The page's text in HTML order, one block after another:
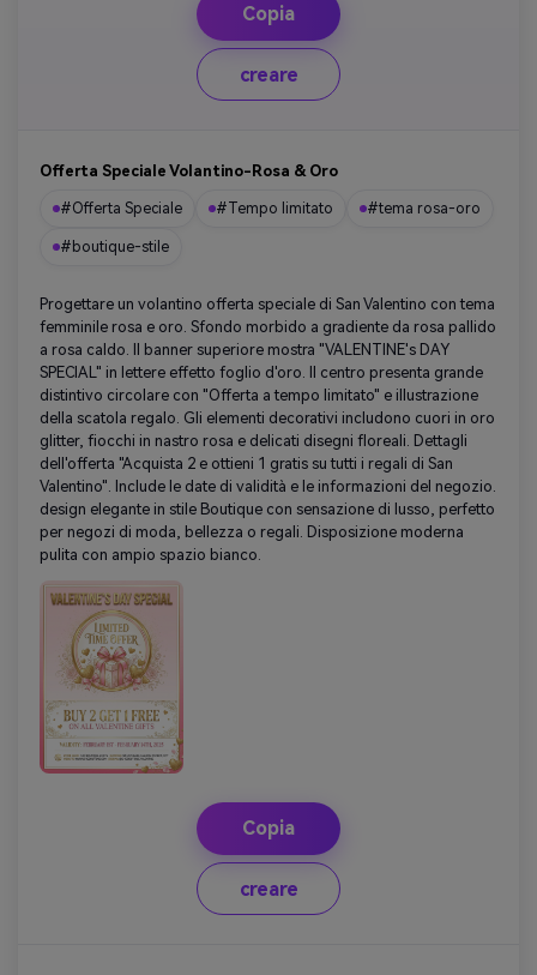
Copia
creare
Offerta Speciale Volantino-Rosa & Oro
#Offerta Speciale #Tempo limitato #tema rosa-oro
#boutique-stile
Progettare un volantino offerta speciale di San Valentino con tema
femminile rosa e oro. Sfondo morbido a gradiente da rosa pallido
a rosa caldo. Il banner superiore mostra "VALENTINE's DAY
SPECIAL" in lettere effetto foglio d'oro. Il centro presenta grande
distintivo circolare con "Offerta a tempo limitato" e illustrazione
della scatola regalo. Gli elementi decorativi includono cuori in oro
glitter, fiocchi in nastro rosa e delicati disegni floreali. Dettagli
dell'offerta "Acquista 2 e ottieni 1 gratis su tutti i regali di San
Valentino". Include le date di validità e le informazioni del negozio.
design elegante in stile Boutique con sensazione di lusso, perfetto
per negozi di moda, bellezza o regali. Disposizione moderna
pulita con ampio spazio bianco.
Copia
creare